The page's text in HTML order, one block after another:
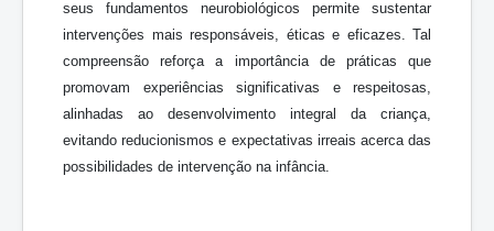
seus fundamentos neurobiológicos permite sustentar
intervenções mais responsáveis, éticas e eficazes. Tal
compreensão reforça a importância de práticas que
promovam experiências significativas e respeitosas,
alinhadas ao desenvolvimento integral da criança,
evitando reducionismos e expectativas irreais acerca das
possibilidades de intervenção na infância.